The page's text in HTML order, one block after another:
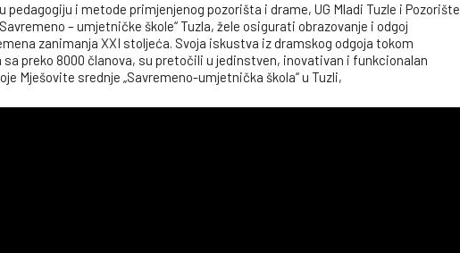
i metode primjenjenog pozorišta i drame, UG Mladi Tuzle i Pozorište
– umjetničke škole“ Tuzla, žele osigurati obrazovanje i odgoj
zanimanja XXI stoljeća. Svoja iskustva iz dramskog odgoja tokom
preko 8000 članova, su pretočili u jedinstven, inovativan i funkcionalan
Mješovite srednje „Savremeno-umjetnička škola“ u Tuzli,